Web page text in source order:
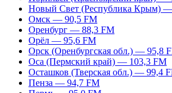
Новый Свет (Республика Крым)
Омск — 90,5 FM
Оренбург — 88,3 FM
Орёл — 95,6 FM
Орск (Оренбургская обл.) — 95,8
Оса (Пермский край) — 103,3 FM
Осташков (Тверская обл.) — 99,4
Пенза — 94,7 FM